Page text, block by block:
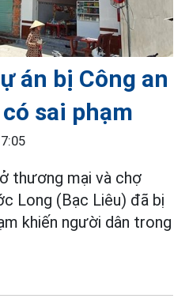
án bị Công an
sai phạm
thương mại và chợ
Long (Bạc Liêu) đã bị
khiến người dân trong